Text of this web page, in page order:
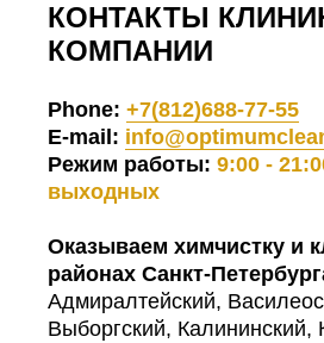
КОНТАКТЫ
КОМПАНИИ
Phone: +7(812)688-77-55
E-mail:
Режим работы: 9:00 -
выходных
Оказываем химчистку и
районах Санкт-
Адмиралтейский,
Выборгский, Калининский,